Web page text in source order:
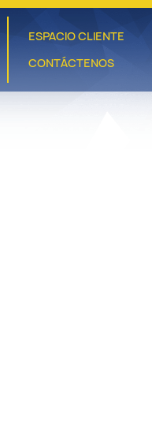
ESPACIO CLIENTE
CONTÁCTENOS